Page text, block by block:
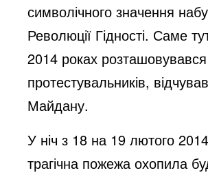
символічного значення
Революції Гідності. Саме
2014 роках
протестувальників,
Майдану.
У ніч з 18 на 19 лютого
трагічна пожежа охопила